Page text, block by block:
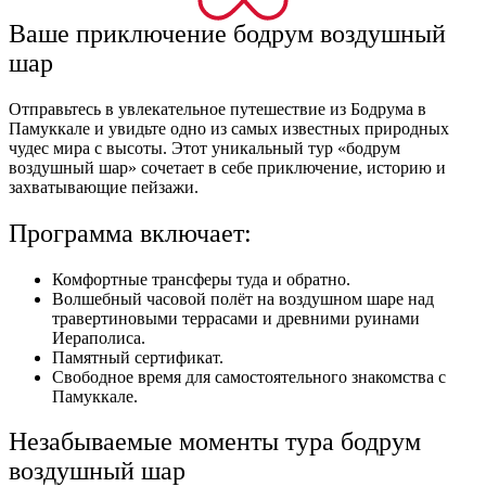
Ваше приключение бодрум воздушный
шар
Отправьтесь в увлекательное путешествие из Бодрума в
Памуккале и увидьте одно из самых известных природных
чудес мира с высоты. Этот уникальный тур «бодрум
воздушный шар» сочетает в себе приключение, историю и
захватывающие пейзажи.
Программа включает:
Комфортные трансферы туда и обратно.
Волшебный часовой полёт на воздушном шаре над
травертиновыми террасами и древними руинами
Иераполиса.
Памятный сертификат.
Свободное время для самостоятельного знакомства с
Памуккале.
Незабываемые моменты тура бодрум
воздушный шар